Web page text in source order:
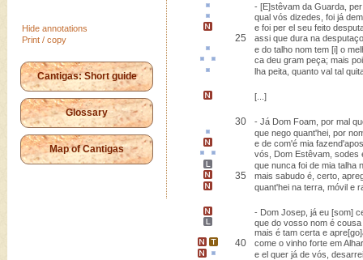
Hide annotations
Print / copy
Cantigas: Short guide
Glossary
Map of Cantigas
- [E]stêvam da Guarda,
qual vós dizedes, foi já
e foi per el seu feito
25
assi que dura na
e do talho nom tem [i] o
ca deu gram peça; mais
lha peita, quanto val tal
[...]
30
- Já Dom Foam, por mal
que nego quant'hei, por
e de com'é mia
vós, Dom Estêvam, sodes
que nunca foi de mia talha
35
mais sabudo é, certo,
quant'hei na terra, móvil e
- Dom Josep, já eu [som]
que do vosso nom é cousa
mais é tam certa e
40 come o vinho forte em
e el quer já de vós,